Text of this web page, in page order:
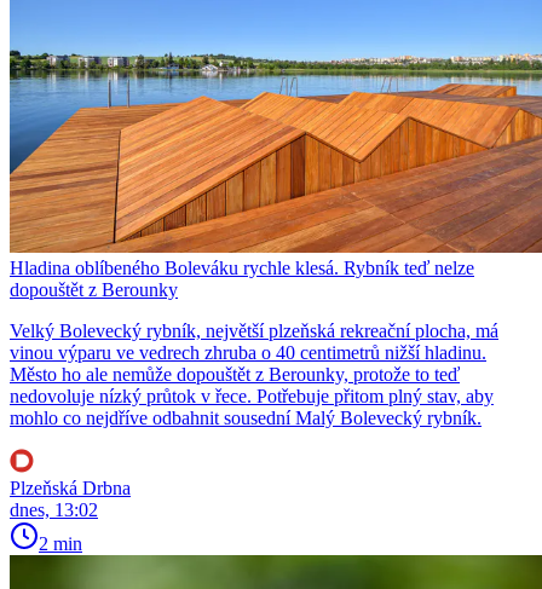
Hladina oblíbeného Boleváku rychle klesá. Rybník teď nelze
dopouštět z Berounky
Velký Bolevecký rybník, největší plzeňská rekreační plocha, má
vinou výparu ve vedrech zhruba o 40 centimetrů nižší hladinu.
Město ho ale nemůže dopouštět z Berounky, protože to teď
nedovoluje nízký průtok v řece. Potřebuje přitom plný stav, aby
mohlo co nejdříve odbahnit sousední Malý Bolevecký rybník.
Plzeňská Drbna
dnes, 13:02
2 min